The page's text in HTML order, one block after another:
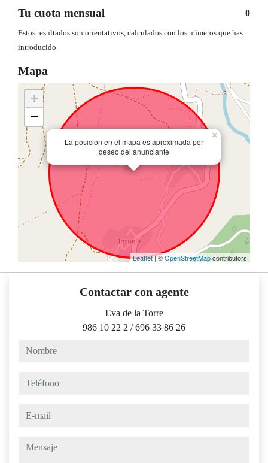
Tu cuota mensual 0
Estos resultados son orientativos, calculados con los números que has
introducido.
Mapa
La posición en el mapa es aproximada por
deseo del anunciante
×
+
−
Leaflet| ©OpenStreetMapcontributors
Contactar con agente
Eva de la Torre
986 10 22 2 /696 33 86 26
nombre
teléfono
e-mail
mensaje